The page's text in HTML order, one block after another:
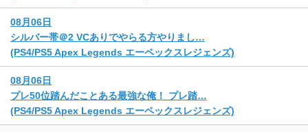
08月06日
シルバー帯＠2 VCありでやらる方やりまし…
(PS4/PS5 Apex Legends エーペックスレジェンズ)
08月06日
プレ50位踏んだことある最強な俺！ プレ踏…
(PS4/PS5 Apex Legends エーペックスレジェンズ)